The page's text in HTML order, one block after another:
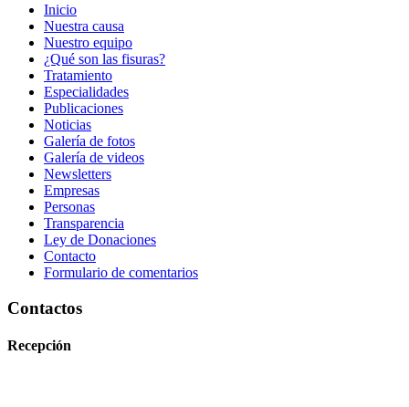
Inicio
Nuestra causa
Nuestro equipo
¿Qué son las fisuras?
Tratamiento
Especialidades
Publicaciones
Noticias
Galería de fotos
Galería de videos
Newsletters
Empresas
Personas
Transparencia
Ley de Donaciones
Contacto
Formulario de comentarios
Contactos
Recepción